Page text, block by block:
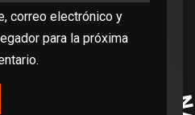
correo electrónico y
para la próxima